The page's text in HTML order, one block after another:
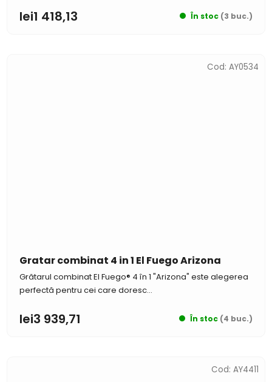
În stoc (3 buc.)
lei1 418,13
Gratar combinat 4 in 1 El Fuego Arizona
În stoc (4 buc.)
lei3 939,71
Grătarul combinat El Fuego® 4 în 1 "Arizona" este alegerea
perfectă pentru cei care doresc...
Cod: AY0534
Cod: AY4411